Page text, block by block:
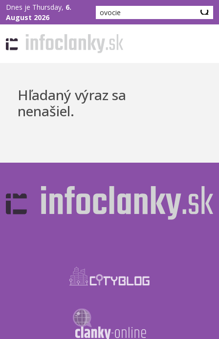
Dnes je Thursday, 6.
August 2026
Hľadaný výraz sa
nenašiel.